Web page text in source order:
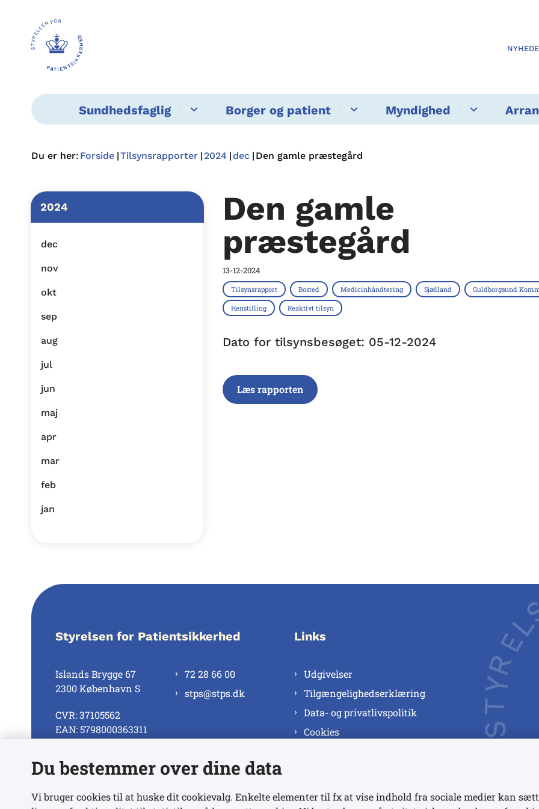
Sundhedsfaglig Borger og patient Myndighed
Du er her: Forside Tilsynsrapporter 2024 dec Den gamle præstegård
2024
dec
nov
okt
sep
aug
jul
jun
maj
apr
mar
feb
jan
Den gamle
præstegård
13-12-2024
Tilsynsrapport Bosted Medicinhåndtering Sjælland Guldborgsund
Henstilling Reaktivt tilsyn
Dato for tilsynsbesøget: 05-12-2024
Læs rapporten
Styrelsen for Patientsikkerhed
Islands Brygge 67
2300 København S
CVR: 37105562
EAN: 5798000363311
72 28 66 00
stps@stps.dk
Se alle kontaktnumre
Links
Udgivelser
Tilgængelighedserklæring
Data- og privatlivspolitik
Cookies
Du bestemmer over dine data
Vi bruger cookies til at huske dit cookievalg. Enkelte elementer til fx at vise indhold fra sociale medier kan